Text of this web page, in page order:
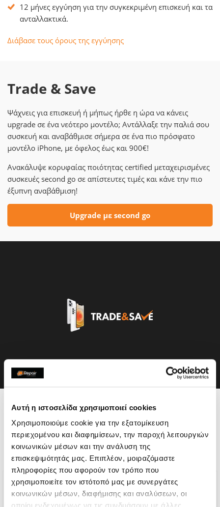
Αυτή η ιστοσελίδα χρησιμοποιεί cookies
Χρησιμοποιούμε cookie για την εξατομίκευση
περιεχομένου και διαφημίσεων, την παροχή λειτουργιών
κοινωνικών μέσων και την ανάλυση της
επισκεψιμότητάς μας. Επιπλέον, μοιραζόμαστε
πληροφορίες που αφορούν τον τρόπο που
χρησιμοποιείτε τον ιστότοπό μας με συνεργάτες
κοινωνικών μέσων, διαφήμισης και αναλύσεων, οι
12 μήνες εγγύηση για την συγκεκριμένη επισκευή και τα
ανταλλακτικά.
Διάβασε τους όρους της εγγύησης
Trade & Save
Ψάχνεις για επισκευή ή μήπως ήρθε η ώρα να κάνεις
upgrade σε ένα νεότερο μοντέλο; Αντάλλαξε την παλιά σου
συσκευή και αναβάθμισε σήμερα σε ένα πιο πρόσφατο
μοντέλο iPhone, με όφελος έως και 900€!
Ανακάλυψε κορυφαίας ποιότητας certified μεταχειρισμένες
συσκευές second go σε απίστευτες τιμές και κάνε την πιο
έξυπνη αναβάθμιση!
Upgrade με second go
Η συσκευή σου μπορεί να
χρειάζεται και κάποια από
τις παρακάτω επισκευές: